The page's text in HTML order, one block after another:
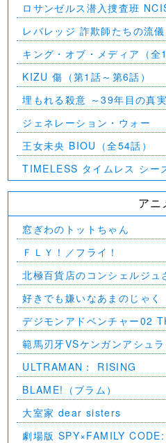
ロサンゼルス潜入捜査班
ン5（第2話～第24話）
レバレッジ 詐欺師たちの流
キング・オブ・メディア（全
KIZU 傷（第1話～第6話）
埋もれる殺意 ～39年目の真
ジェネレーション・ウォー
王女未央 BIOU（全54話）
TIMELESS タイムレス シー
アニ
窓ぎわのトットちゃん
ＦＬＹ！／フライ！
北極百貨店のコンシェルジュ
好きでも嫌いなあまのじゃく
デジモンアドベンチャー02
範馬刃牙VSケンガンアシュラ
ULTRAMAN： RISING
BLAME!（ブラム）
大室家 dear sisters
劇場版 SPY×FAMILY